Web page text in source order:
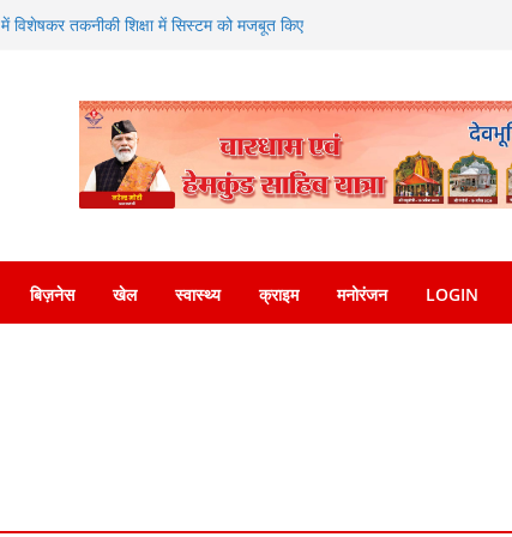
ने शंकराचार्य चौक पर लगाया निःशुल्क
पर दिया जोर
देहरादून को सौंपा नशा मुक्ति अभियान संबंधी
पर वायरल वीडियो का संज्ञान लेकर त्वरित
ने किया गिरफ्तार
व्यक्त करते हुए कृषि मंत्री गणेश जोशी ने
बिज़नेस खेल स्वास्थ्य क्राइम मनोरंजन LOGIN